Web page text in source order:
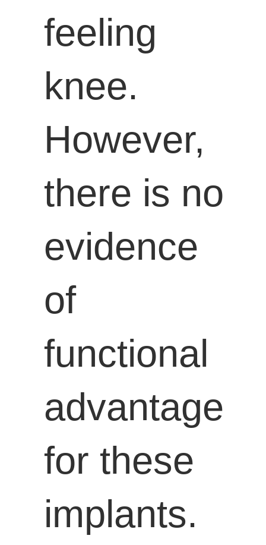
feeling
knee.
However,
there is no
evidence
of
functional
advantage
for these
implants.